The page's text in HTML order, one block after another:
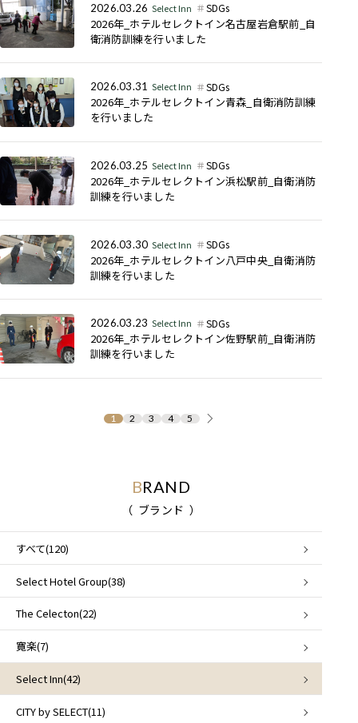
2026.03.26 Select Inn SDGs
2026年_ホテルセレクトイン名古屋岩倉駅前_自
衛消防訓練を行いました
2026.03.31 Select Inn SDGs
2026年_ホテルセレクトイン青森_自衛消防訓練
を行いました
2026.03.25 Select Inn SDGs
2026年_ホテルセレクトイン浜松駅前_自衛消防
訓練を行いました
2026.03.30 Select Inn SDGs
2026年_ホテルセレクトイン八戸中央_自衛消防
訓練を行いました
2026.03.23 Select Inn SDGs
2026年_ホテルセレクトイン佐野駅前_自衛消防
訓練を行いました
1 2 3 4 5
BRAND
ブランド
すべて(120)
Select Hotel Group(38)
The Celecton(22)
寛楽(7)
Select Inn(42)
CITY by SELECT(11)